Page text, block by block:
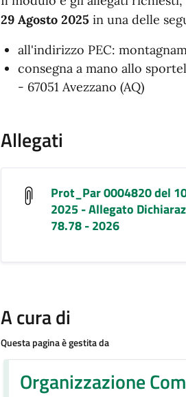
29 Agosto 2025 in una delle
all'indirizzo PEC:
consegna a mano allo
- 67051 Avezzano (AQ)
Allegati
Prot_Par 0004820 del
2025 - Allegato
78.78 - 2026
A cura di
Questa pagina è gestita da
Organizzazione